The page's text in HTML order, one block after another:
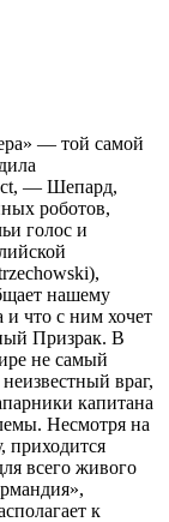
— той самой
— Шепард,
роботов,
голос и
нашему
и что с ним хочет
Призрак. В
не самый
враг,
капитана
Несмотря на
приходится
всего живого
к